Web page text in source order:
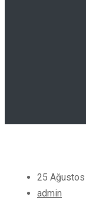
25
admin